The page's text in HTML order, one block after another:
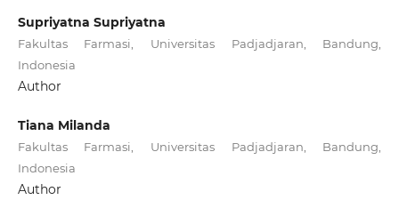
Supriyatna Supriyatna
Fakultas Farmasi, Universitas Padjadjaran, Bandung,
Indonesia
Author
Tiana Milanda
Fakultas Farmasi, Universitas Padjadjaran, Bandung,
Indonesia
Author